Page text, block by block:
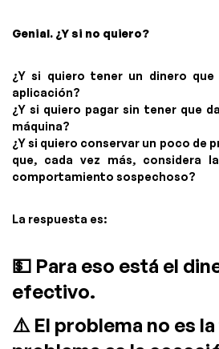
Genial. ¿Y si no quiero?
¿Y si quiero tener un dinero
aplicación?
¿Y si quiero pagar sin tener que
máquina?
¿Y si quiero conservar un poco de
que, cada vez más, considera
comportamiento sospechoso?
La respuesta es:
💵 Para eso está el
efectivo.
⚠️ El problema no es